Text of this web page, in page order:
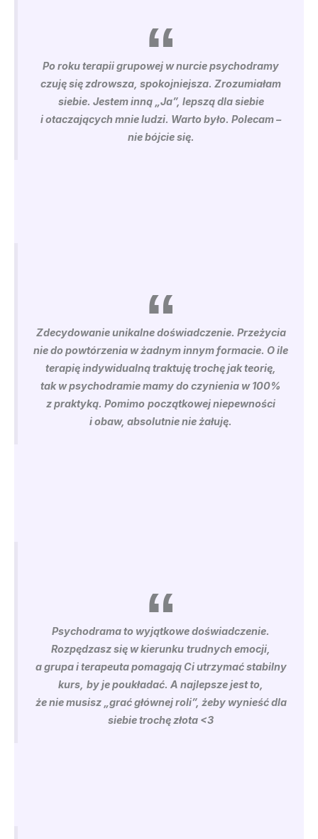
Po roku terapii grupowej w nurcie psychodramy
czuję się zdrowsza, spokojniejsza. Zrozumiałam
siebie. Jestem inną „Ja”, lepszą dla siebie
i otaczających mnie ludzi. Warto było. Polecam –
nie bójcie się.
Zdecydowanie unikalne doświadczenie. Przeżycia
nie do powtórzenia w żadnym innym formacie. O ile
terapię indywidualną traktuję trochę jak teorię,
tak w psychodramie mamy do czynienia w 100%
z praktyką. Pomimo początkowej niepewności
i obaw, absolutnie nie żałuję.
Psychodrama to wyjątkowe doświadczenie.
Rozpędzasz się w kierunku trudnych emocji,
a grupa i terapeuta pomagają Ci utrzymać stabilny
kurs, by je poukładać. A najlepsze jest to,
że nie musisz „grać głównej roli”, żeby wynieść dla
siebie trochę złota <3